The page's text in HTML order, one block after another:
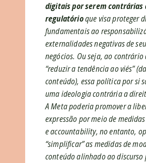
digitais por serem contrárias
regulatórioque visa proteger
fundamentais ao
externalidades negativas de
negócios. Ou seja, ao
“reduzir a tendência ao viés”
conteúdo), essa política por si
uma ideologia contrária a
A Meta poderia promover a
expressão por meio de
e accountability, no entanto,
“simplificar” as medidas de
conteúdo alinhado ao discurso